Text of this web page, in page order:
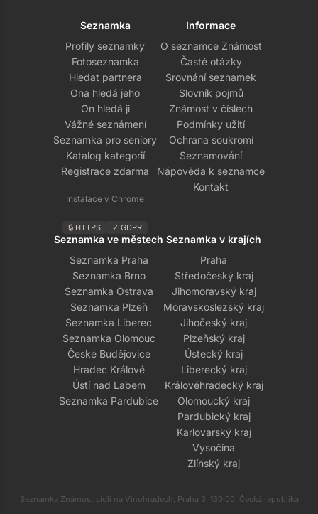
Seznamka
Profily seznamky
Fotoseznamka
Hledat partnera
Ona hledá jeho
On hledá ji
Vážné seznámení
Seznamka pro seniory
Katalog kategorií
Registrace zdarma
Instalace v Chrome
🔒 HTTPS ✓ GDPR
Informace
O seznamce Známost
Časté otázky
Srovnání seznamek
Slovník pojmů
Známost v číslech
Podmínky užití
Ochrana soukromí
Seznamování
Nápověda k seznamce
Kontakt
Seznamka ve městech
Seznamka Praha
Seznamka Brno
Seznamka Ostrava
Seznamka Plzeň
Seznamka Liberec
Seznamka Olomouc
České Budějovice
Hradec Králové
Ústí nad Labem
Seznamka Pardubice
Seznamka v krajích
Praha
Středočeský kraj
Jihomoravský kraj
Moravskoslezský kraj
Jihočeský kraj
Plzeňský kraj
Ústecký kraj
Liberecký kraj
Královéhradecký kraj
Olomoucký kraj
Pardubický kraj
Karlovarský kraj
Vysočina
Zlínský kraj
Seznamka Známost sídlí na Vinohradech, Praha 3, 130 00, Česká republika